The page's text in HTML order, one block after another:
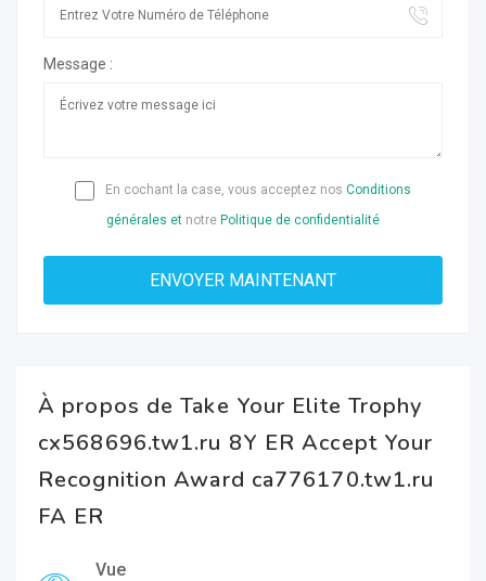
Message :
En cochant la case, vous acceptez nos Conditions
générales et notre Politique de confidentialité
À propos de Take Your Elite Trophy
cx568696.tw1.ru 8Y ER Accept Your
Recognition Award ca776170.tw1.ru
FA ER
Vue